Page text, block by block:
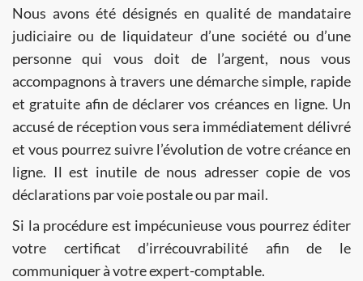
Nous avons été désignés en qualité de mandataire
judiciaire ou de liquidateur d’une société ou d’une
personne qui vous doit de l’argent, nous vous
accompagnons à travers une démarche simple, rapide
et gratuite afin de déclarer vos créances en ligne. Un
accusé de réception vous sera immédiatement délivré
et vous pourrez suivre l’évolution de votre créance en
ligne. Il est inutile de nous adresser copie de vos
déclarations par voie postale ou par mail.
Si la procédure est impécunieuse vous pourrez éditer
votre certificat d’irrécouvrabilité afin de le
communiquer à votre expert-comptable.